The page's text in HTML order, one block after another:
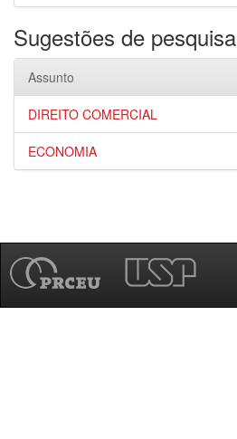
Sugestões de pesquisa
Assunto
DIREITO COMERCIAL
ECONOMIA